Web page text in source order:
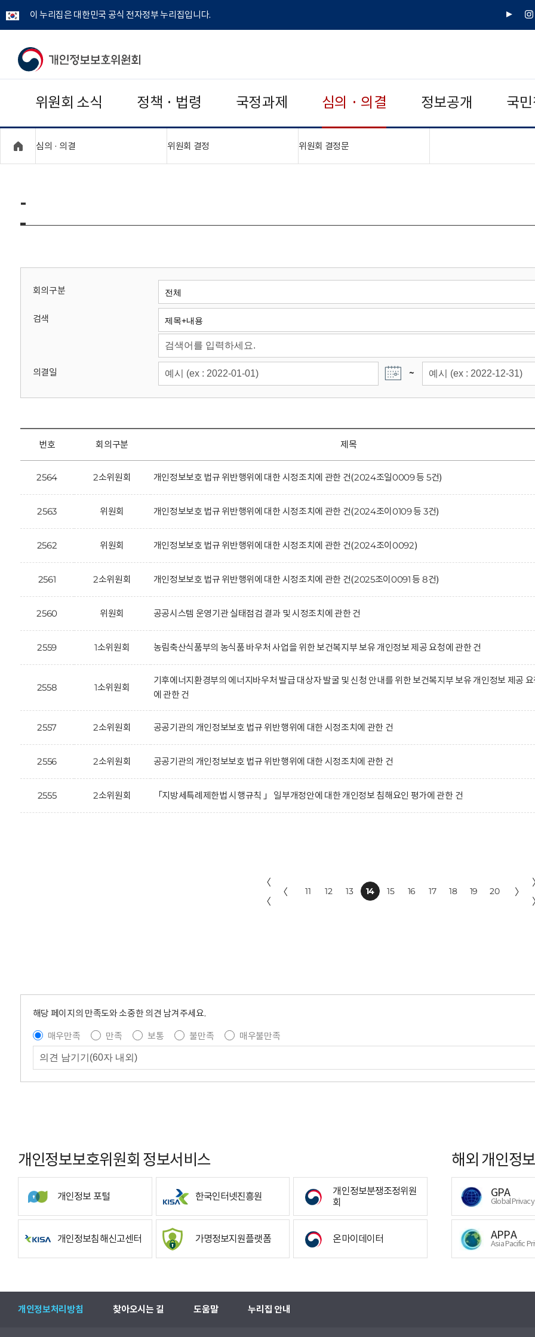
이 누리집은 대한민국 공식 전자정부 누리집입니다.
유
인
개
보
보
위
회
위원회 소식 정책 · 법령 국정과제 심의 · 의결 정보공개 국
심의 · 의결 위원회 결정 위원회 결정문"접기,펼치기"
-
회의구분
검색
의결일 ~
번호 회의구분 제목
2564 2소위원회 개인정보보호 법규 위반행위에 대한 시정조치에 관한 건(2024조일0009 등 5건)
2563 위원회 개인정보보호 법규 위반행위에 대한 시정조치에 관한 건(2024조이0109 등 3건)
2562 위원회 개인정보보호 법규 위반행위에 대한 시정조치에 관한 건(2024조이0092)
2561 2소위원회 개인정보보호 법규 위반행위에 대한 시정조치에 관한 건(2025조이0091 등 8건)
2560 위원회 공공시스템 운영기관 실태점검 결과 및 시정조치에 관한 건
2559 1소위원회 농림축산식품부의 농식품 바우처 사업을 위한 보건복지부 보유 개인정보 제공 요청에 관한 건
2558 1소위원회
기후에너지환경부의 에너지바우처 발급 대상자 발굴 및 신청 안내를 위한 보건복지부 보유 개인정보 제공 요
에 관한 건
2557 2소위원회 공공기관의 개인정보보호 법규 위반행위에 대한 시정조치에 관한 건
2556 2소위원회 공공기관의 개인정보보호 법규 위반행위에 대한 시정조치에 관한 건
2555 2소위원회 「지방세특례제한법 시행규칙 」 일부개정안에 대한 개인정보 침해요인 평가에 관한 건
〈
〈
〈 11 12 13 14 15 16 17 18 19 20 〉
해당 페이지의 만족도와 소중한 의견 남겨주세요.
매우만족
만족 보통 불만족
매우불만족
개인정보보호위원회 정보서비스
개인정보 포털 한국인터넷진흥원
개인정보분쟁조정위원
회
개인정보침해신고센터 가명정보지원플랫폼 온마이데이터
해외 개인정
GPA
Global
APPA
Asia Pacific
개인정보처리방침 찾아오시는 길 도움말 누리집 안내